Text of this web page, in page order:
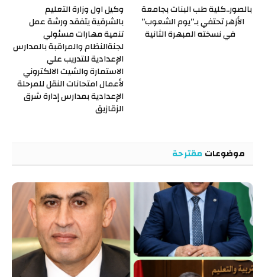
بالصور..كلية طب البنات بجامعة
الأزهر تحتفي بـ”يوم الشعوب”
في نسخته المبهرة الثانية
وكيل اول وزارة التعليم
بالشرقية يتفقد ورشة عمل
تنمية مهارات مسئولي
لجنةالنظام والمراقبة بالمدارس
الإعدادية للتدريب علي
الاستمارة والشيت الالكتروني
لأعمال امتحانات النقل للمرحلة
الإعدادية بمدارس إدارة شرق
الزقازيق
موضوعات مقترحة